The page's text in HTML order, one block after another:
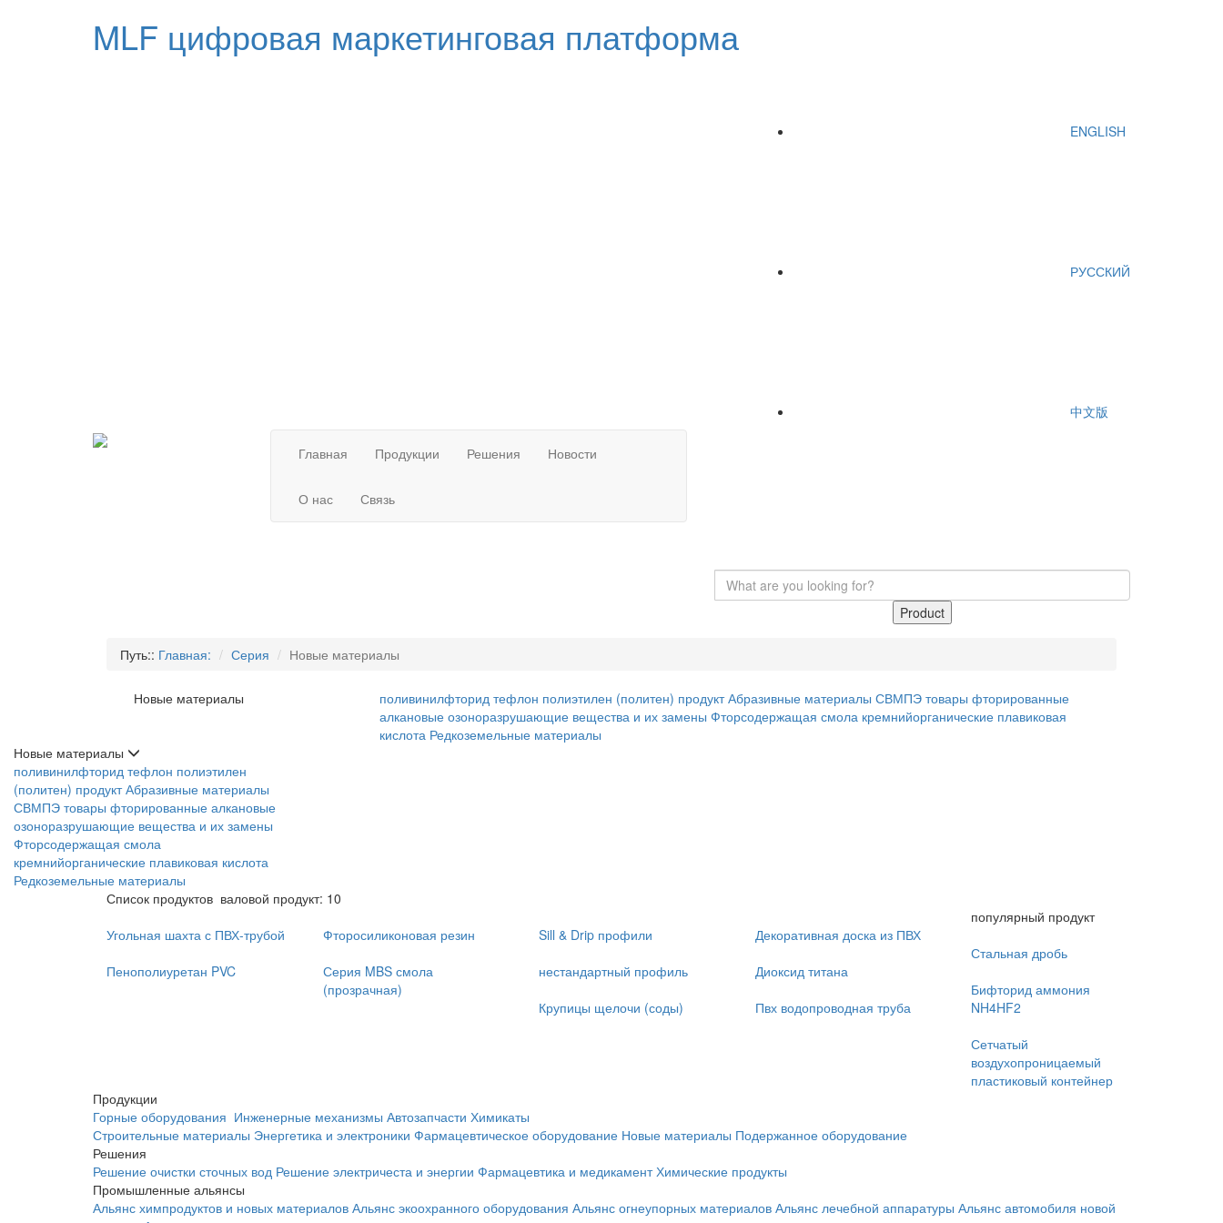
MLF цифровая маркетинговая платформа
ENGLISH
РУССКИЙ
中文版
Главная Продукции Решения Новости
О нас Связь
Product
Путь:: Главная: Серия Новые материалы
Новые материалы поливинилфторид тефлон полиэтилен (политен) продукт Абразивные материалы СВМПЭ товары фторированные
алкановые озоноразрушающие вещества и их замены Фторсодержащая смола кремнийорганические плавиковая
кислота Редкоземельные материалы
Новые материалы
поливинилфторид тефлон полиэтилен
(политен) продукт Абразивные материалы
СВМПЭ товары фторированные алкановые
озоноразрушающие вещества и их замены
Фторсодержащая смола
кремнийорганические плавиковая кислота
Редкоземельные материалы
Список продуктов валовой продукт: 10
Угольная шахта с ПВХ-трубой
Фторосиликоновая резин Sill & Drip профили
Декоративная доска из ПВХ
Пенополиуретан PVC
Серия MBS смола
(прозрачная)
нестандартный профиль
Диоксид титана
Крупицы щелочи (соды)
Пвх водопроводная труба
популярный продукт
Стальная дробь
Бифторид аммония
NH4HF2
Сетчатый
воздухопроницаемый
пластиковый контейнер
Продукции
Горные оборудования Инженерные механизмы Автозапчасти Химикаты
Строительные материалы Энергетика и электроники Фармацевтическое оборудование Новые материалы Подержанное оборудование
Решения
Решение очистки сточных вод Решение электричеста и энергии Фармацевтика и медикамент Химические продукты
Промышленные альянсы
Альянс химпродуктов и новых материалов Альянс экоохранного оборудования Альянс огнеупорных материалов Альянс лечебной аппаратуры Альянс автомобиля новой